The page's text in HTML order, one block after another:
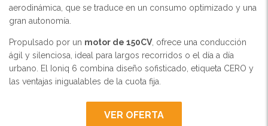
aerodinámica, que se traduce en un consumo optimizado y una
gran autonomía.
Propulsado por un motor de 150CV, ofrece una conducción
ágil y silenciosa, ideal para largos recorridos o el día a día
urbano. El Ioniq 6 combina diseño sofisticado, etiqueta CERO y
las ventajas inigualables de la cuota fija.
VER OFERTA